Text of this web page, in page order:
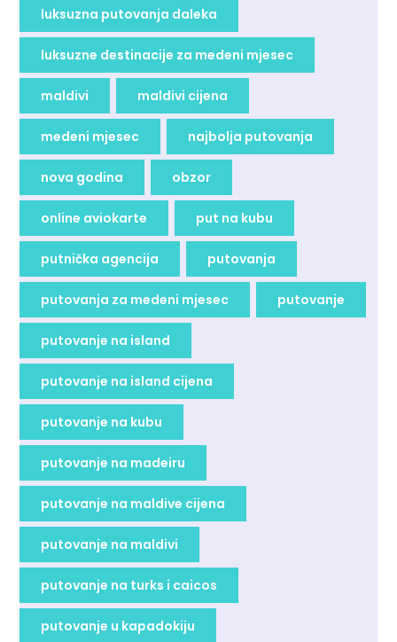
luksuzna putovanja daleka
luksuzne destinacije za medeni mjesec
maldivi maldivi cijena
medeni mjesec najbolja putovanja
nova godina obzor
online aviokarte put na kubu
putnička agencija putovanja
putovanja za medeni mjesec putovanje
putovanje na island
putovanje na island cijena
putovanje na kubu
putovanje na madeiru
putovanje na maldive cijena
putovanje na maldivi
putovanje na turks i caicos
putovanje u kapadokiju